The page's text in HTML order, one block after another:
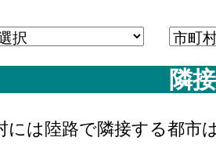
隣
には陸路で隣接する都市